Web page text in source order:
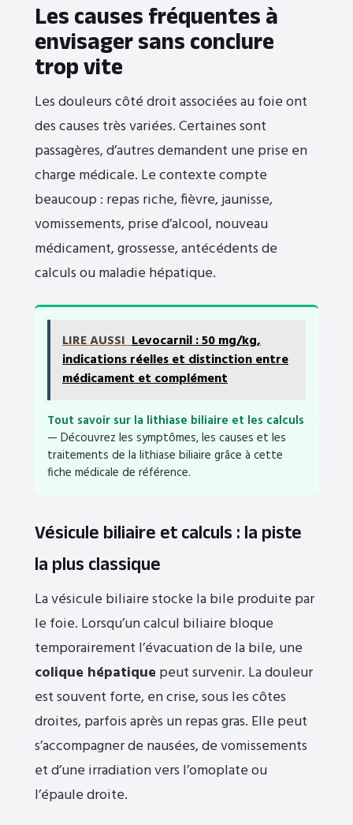
Les causes fréquentes à
envisager sans conclure
trop vite
Les douleurs côté droit associées au foie ont
des causes très variées. Certaines sont
passagères, d’autres demandent une prise en
charge médicale. Le contexte compte
beaucoup : repas riche, fièvre, jaunisse,
vomissements, prise d’alcool, nouveau
médicament, grossesse, antécédents de
calculs ou maladie hépatique.
LIRE AUSSI Levocarnil : 50 mg/kg,
indications réelles et distinction entre
médicament et complément
Tout savoir sur la lithiase biliaire et les calculs
— Découvrez les symptômes, les causes et les
traitements de la lithiase biliaire grâce à cette
fiche médicale de référence.
Vésicule biliaire et calculs : la piste
la plus classique
La vésicule biliaire stocke la bile produite par
le foie. Lorsqu’un calcul biliaire bloque
temporairement l’évacuation de la bile, une
colique hépatique peut survenir. La douleur
est souvent forte, en crise, sous les côtes
droites, parfois après un repas gras. Elle peut
s’accompagner de nausées, de vomissements
et d’une irradiation vers l’omoplate ou
l’épaule droite.